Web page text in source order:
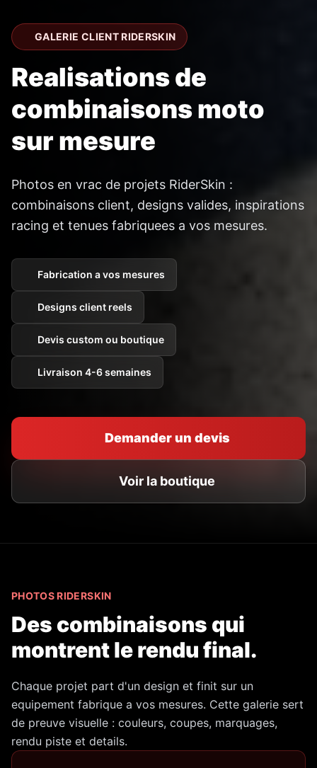
GALERIE CLIENT RIDERSKIN
Realisations de
combinaisons moto
sur mesure
Photos en vrac de projets RiderSkin :
combinaisons client, designs valides, inspirations
racing et tenues fabriquees a vos mesures.
Fabrication a vos mesures
Designs client reels
Devis custom ou boutique
Livraison 4-6 semaines
Demander un devis
Voir la boutique
PHOTOS RIDERSKIN
Des combinaisons qui
montrent le rendu final.
Chaque projet part d'un design et finit sur un
equipement fabrique a vos mesures. Cette galerie sert
de preuve visuelle : couleurs, coupes, marquages,
rendu piste et details.